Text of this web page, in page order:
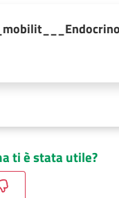
ti è stata utile?